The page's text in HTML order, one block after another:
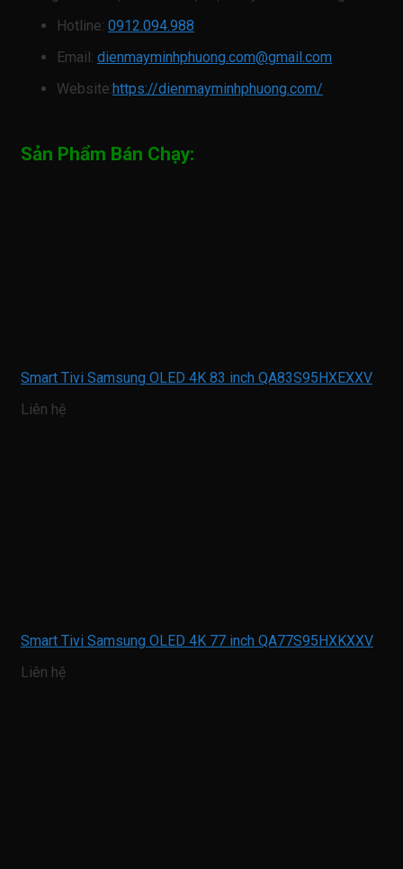
Hotline: 0912.094.988
Email: dienmayminhphuong.com@gmail.com
Website:https://dienmayminhphuong.com/
Sản Phẩm Bán Chạy:
Smart Tivi Samsung OLED 4K 83 inch QA83S95HXEXXV
Liên hệ
Smart Tivi Samsung OLED 4K 77 inch QA77S95HXKXXV
Liên hệ